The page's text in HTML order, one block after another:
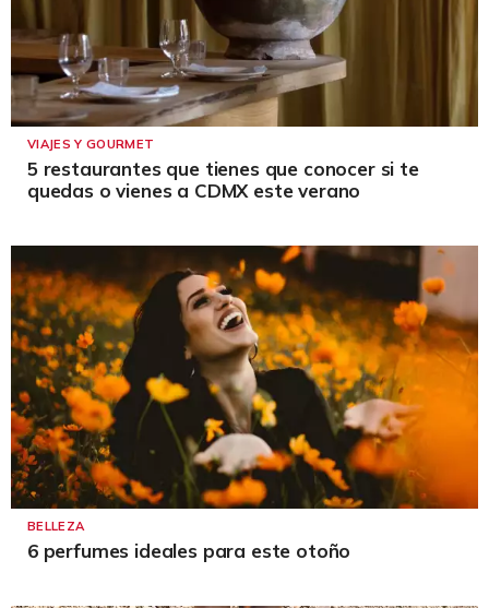
VIAJES Y GOURMET
5 restaurantes que tienes que conocer si te
quedas o vienes a CDMX este verano
BELLEZA
6 perfumes ideales para este otoño